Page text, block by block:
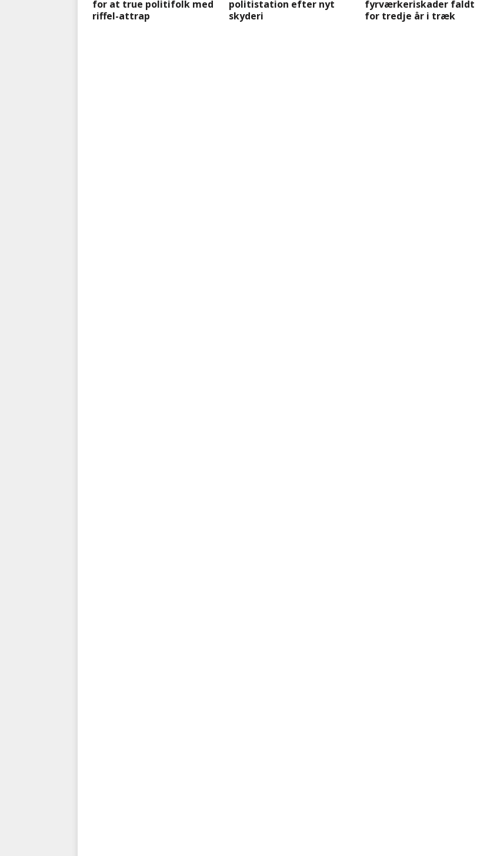
for at true politifolk med
riffel-attrap
politistation efter nyt
skyderi
fyrværkeriskader faldt
for tredje år i træk